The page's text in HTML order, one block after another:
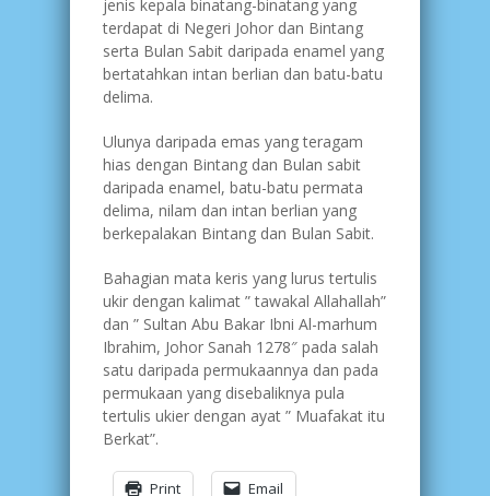
jenis kepala binatang-binatang yang
terdapat di Negeri Johor dan Bintang
serta Bulan Sabit daripada enamel yang
bertatahkan intan berlian dan batu-batu
delima.
Ulunya daripada emas yang teragam
hias dengan Bintang dan Bulan sabit
daripada enamel, batu-batu permata
delima, nilam dan intan berlian yang
berkepalakan Bintang dan Bulan Sabit.
Bahagian mata keris yang lurus tertulis
ukir dengan kalimat ” tawakal Allahallah”
dan ” Sultan Abu Bakar Ibni Al-marhum
Ibrahim, Johor Sanah 1278″ pada salah
satu daripada permukaannya dan pada
permukaan yang disebaliknya pula
tertulis ukier dengan ayat ” Muafakat itu
Berkat”.
Print Email